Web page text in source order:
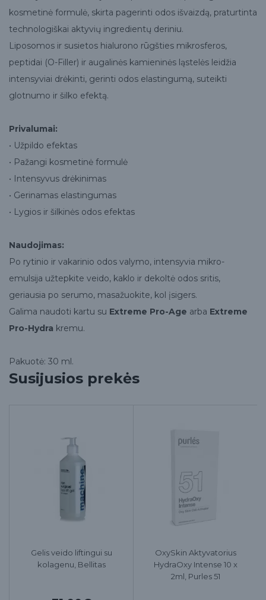
kosmetinė formulė, skirta pagerinti odos išvaizdą, praturtinta
technologiškai aktyvių ingredientų deriniu.
Liposomos ir susietos hialurono rūgšties mikrosferos,
peptidai (O-Filler) ir augalinės kamieninės ląstelės leidžia
intensyviai drėkinti, gerinti odos elastingumą, suteikti
glotnumo ir šilko efektą.
Privalumai:
• Užpildo efektas
• Pažangi kosmetinė formulė
• Intensyvus drėkinimas
• Gerinamas elastingumas
• Lygios ir šilkinės odos efektas
Naudojimas:
Po rytinio ir vakarinio odos valymo, intensyvia mikro-
emulsija užtepkite veido, kaklo ir dekoltė odos sritis,
geriausia po serumo, masažuokite, kol įsigers.
Galima naudoti kartu su Extreme Pro-Age arba Extreme
Pro-Hydra kremu.
Pakuotė: 30 ml.
Susijusios prekės
Gelis veido liftingui su
kolagenu, Bellitas
OxySkin Aktyvatorius
HydraOxy Intense 10 x
2ml, Purles 51